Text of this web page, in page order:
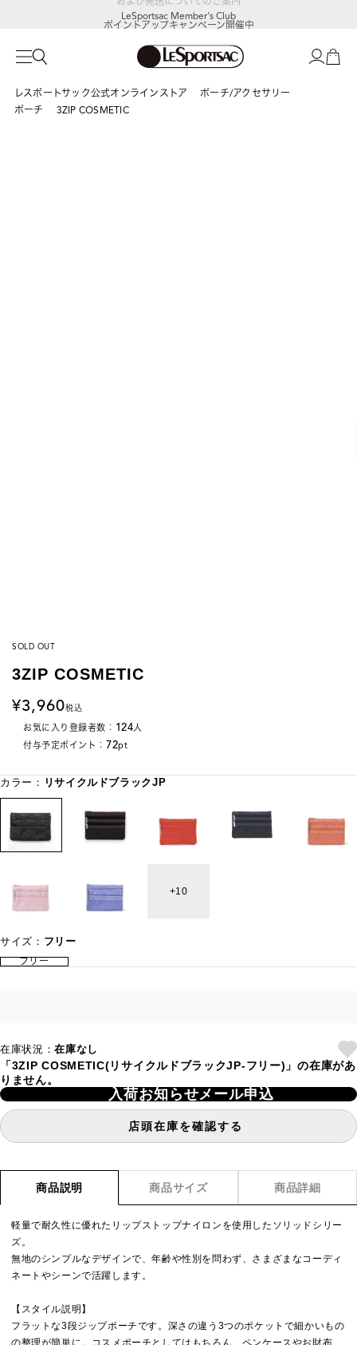
LeSportsac Member's Club
ポイントアップキャンペーン開催中
レスポートサック公式オンラインストア
ポーチ/アクセサリー
ポーチ
3ZIP COSMETIC
SOLD OUT
3ZIP COSMETIC
3,960税込
お気に入り登録者数： 124人
付与予定ポイント： 72pt
カラー： リサイクルドブラックJP
10
サイズ： フリー
フリー
在庫状況：在庫なし
「3ZIP COSMETIC(リサイクルドブラックJP-フリー)」の在庫があ
りません。
入荷お知らせメール申込
店頭在庫を確認する
商品説明 商品サイズ 商品詳細
軽量で耐久性に優れたリップストップナイロンを使用したソリッドシリー
ズ。
無地のシンプルなデザインで、年齢や性別を問わず、さまざまなコーディ
ネートやシーンで活躍します。
【スタイル説明】
フラットな3段ジップポーチです。深さの違う3つのポケットで細かいもの
の整理が簡単に。コスメポーチとしてはもちろん、ペンケースやお財布、